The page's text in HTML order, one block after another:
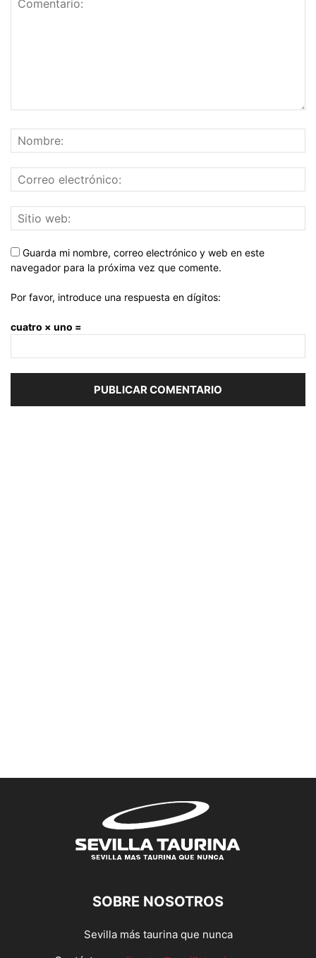
Guarda mi nombre, correo electrónico y web en este
navegador para la próxima vez que comente.
Por favor, introduce una respuesta en dígitos:
cuatro × uno =
SOBRE NOSOTROS
Sevilla más taurina que nunca